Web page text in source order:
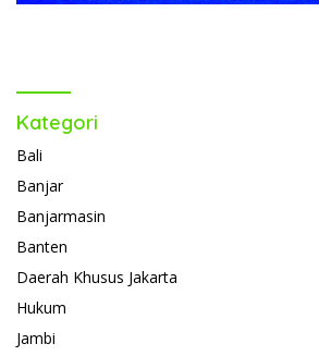
Kategori
Bali
Banjar
Banjarmasin
Banten
Daerah Khusus Jakarta
Hukum
Jambi